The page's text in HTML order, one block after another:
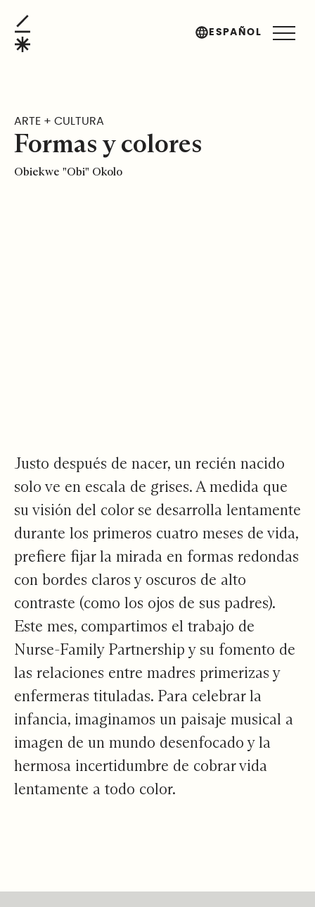
ESPAÑOL
ARTE + CULTURA
Formas y colores
Obiekwe "Obi" Okolo
Justo después de nacer, un recién nacido
solo ve en escala de grises. A medida que
su visión del color se desarrolla lentamente
durante los primeros cuatro meses de vida,
prefiere fijar la mirada en formas redondas
con bordes claros y oscuros de alto
contraste (como los ojos de sus padres).
Este mes, compartimos el trabajo de
Nurse-Family Partnershipy su fomento de
las relaciones entre madres primerizas y
enfermeras tituladas. Para celebrar la
infancia, imaginamos un paisaje musical a
imagen de un mundo desenfocado y la
hermosa incertidumbre de cobrar vida
lentamente a todo color.